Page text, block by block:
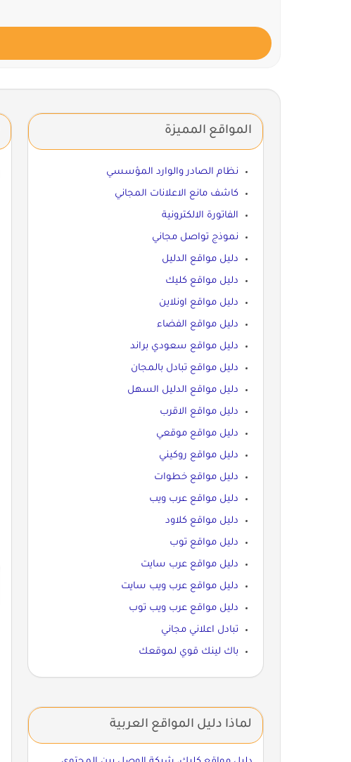
المواقع المميزة
نظام الصادر والوارد المؤسسي
كاشف مانع الاعلانات المجاني
الفاتورة الالكترونية
نموذج تواصل مجاني
دليل مواقع الدليل
دليل مواقع كليك
دليل مواقع اونلاين
دليل مواقع الفضاء
دليل مواقع سعودي براند
دليل مواقع تبادل بالمجان
دليل مواقع الدليل السهل
دليل مواقع الاقرب
دليل مواقع موقعي
دليل مواقع روكيني
دليل مواقع خطوات
دليل مواقع عرب ويب
دليل مواقع كلاود
دليل مواقع توب
دليل مواقع عرب سايت
دليل مواقع عرب ويب سايت
دليل مواقع عرب ويب توب
تبادل اعلاني مجاني
باك لينك قوي لموقعك
لماذا دليل المواقع العربية